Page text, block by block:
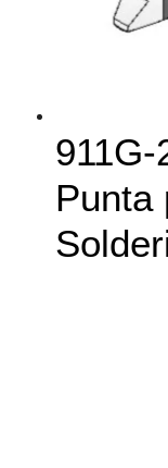
Punta